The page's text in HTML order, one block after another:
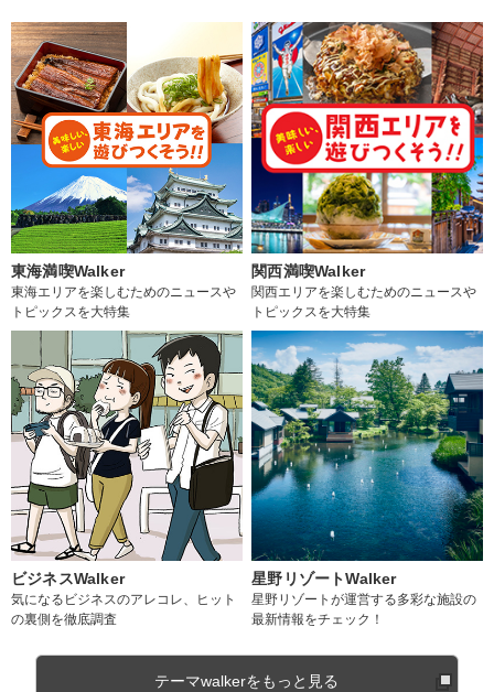
東海満喫Walker
東海エリアを楽しむためのニュースや
トピックスを大特集
関西満喫Walker
関西エリアを楽しむためのニュースや
トピックスを大特集
ビジネスWalker
気になるビジネスのアレコレ、ヒット
の裏側を徹底調査
星野リゾートWalker
星野リゾートが運営する多彩な施設の
最新情報をチェック！
テーマwalkerをもっと見る